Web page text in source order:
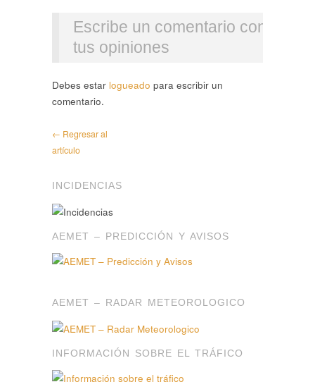
Escribe un comentario con
tus opiniones
Debes estar logueado para escribir un
comentario.
← Regresar al
artículo
INCIDENCIAS
AEMET – PREDICCIÓN Y AVISOS
AEMET – RADAR METEOROLOGICO
INFORMACIÓN SOBRE EL TRÁFICO